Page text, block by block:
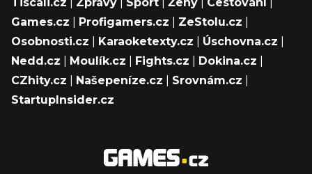
Games.cz
Profigamers.cz ZeStolu.cz
Osobnosti.cz
Karaoketexty.cz Úschovna.cz
Nedd.cz
Moulík.cz Fights.cz Dokina.cz
CZhity.cz
Našepeníze.cz Srovnám.cz
StartupInsider.cz